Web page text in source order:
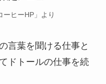
ーヒーHP」より
言葉を聞ける仕事と
ドトールの仕事を続